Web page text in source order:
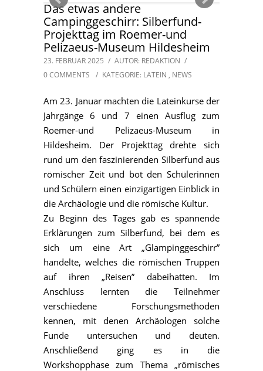
Das etwas andere
Campinggeschirr: Silberfund-
Projekttag im Roemer-und
Pelizaeus-Museum Hildesheim
23. FEBRUAR 2025 / AUTOR: REDAKTION /
0 COMMENTS
/ KATEGORIE: LATEIN , NEWS
Am 23. Januar machten die Lateinkurse der
Jahrgänge 6 und 7 einen Ausflug zum
Roemer-und Pelizaeus-Museum in
Hildesheim. Der Projekttag drehte sich
rund um den faszinierenden Silberfund aus
römischer Zeit und bot den Schülerinnen
und Schülern einen einzigartigen Einblick in
die Archäologie und die römische Kultur.
Zu Beginn des Tages gab es spannende
Erklärungen zum Silberfund, bei dem es
sich um eine Art „Glampinggeschirr”
handelte, welches die römischen Truppen
auf ihren „Reisen” dabeihatten. Im
Anschluss lernten die Teilnehmer
verschiedene Forschungsmethoden
kennen, mit denen Archäologen solche
Funde untersuchen und deuten.
Anschließend ging es in die
Workshopphase zum Thema „römisches